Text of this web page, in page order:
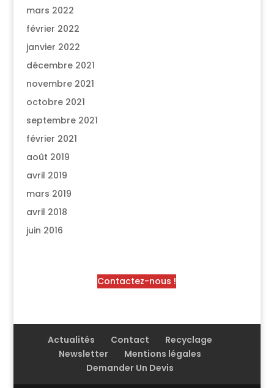
mars 2022
février 2022
janvier 2022
décembre 2021
novembre 2021
octobre 2021
septembre 2021
février 2021
août 2019
avril 2019
mars 2019
avril 2018
juin 2016
Contactez-nous !
Actualités Contact
Recyclage
Newsletter
Mentions légales
Demander Un Devis